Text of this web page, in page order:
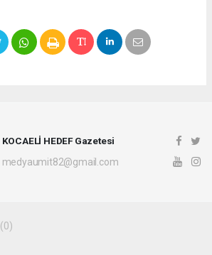
KOCAELİ HEDEF Gazetesi
medyaumit82@gmail.com
(0)